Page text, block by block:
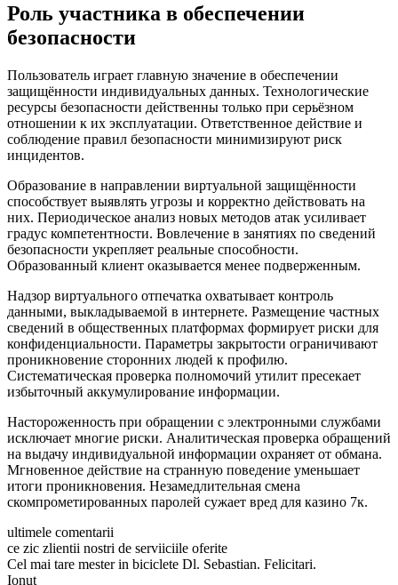
Роль участника в обеспечении
безопасности
Пользователь играет главную значение в обеспечении
защищённости индивидуальных данных. Технологические
ресурсы безопасности действенны только при серьёзном
отношении к их эксплуатации. Ответственное действие и
соблюдение правил безопасности минимизируют риск
инцидентов.
Образование в направлении виртуальной защищённости
способствует выявлять угрозы и корректно действовать на
них. Периодическое анализ новых методов атак усиливает
градус компетентности. Вовлечение в занятиях по сведений
безопасности укрепляет реальные способности.
Образованный клиент оказывается менее подверженным.
Надзор виртуального отпечатка охватывает контроль
данными, выкладываемой в интернете. Размещение частных
сведений в общественных платформах формирует риски для
конфиденциальности. Параметры закрытости ограничивают
проникновение сторонних людей к профилю.
Систематическая проверка полномочий утилит пресекает
избыточный аккумулирование информации.
Настороженность при обращении с электронными службами
исключает многие риски. Аналитическая проверка обращений
на выдачу индивидуальной информации охраняет от обмана.
Мгновенное действие на странную поведение уменьшает
итоги проникновения. Незамедлительная смена
скомпрометированных паролей сужает вред для казино 7к.
ultimele comentarii
ce zic zlientii nostri de serviiciile oferite
Cel mai tare mester in biciclete Dl. Sebastian. Felicitari.
Ionut